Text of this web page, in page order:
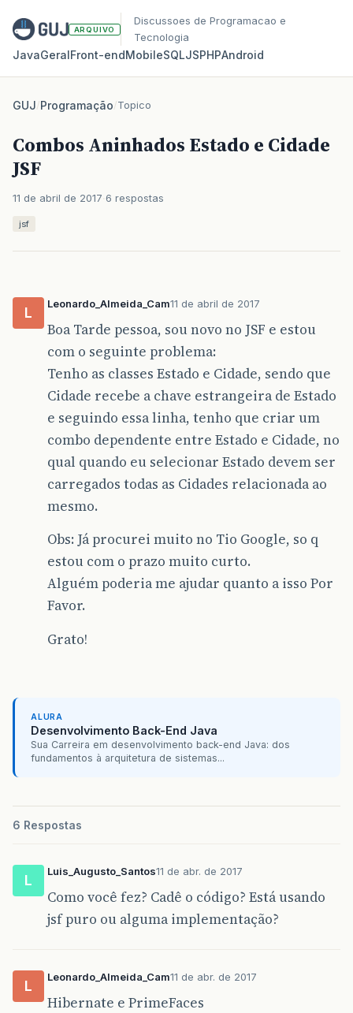
ARQUIVO
Discussoes de Programacao e
Tecnologia
JavaGeralFront‑endMobileSQLJSPHPAndroid
GUJ/Programação/Topico
Combos Aninhados Estado e Cidade
JSF
11 de abril de 2017 6 respostas
jsf
L
Leonardo_Almeida_Cam11 de abril de 2017
Boa Tarde pessoa, sou novo no JSF e estou
com o seguinte problema:
Tenho as classes Estado e Cidade, sendo que
Cidade recebe a chave estrangeira de Estado
e seguindo essa linha, tenho que criar um
combo dependente entre Estado e Cidade, no
qual quando eu selecionar Estado devem ser
carregados todas as Cidades relacionada ao
mesmo.
Obs: Já procurei muito no Tio Google, so q
estou com o prazo muito curto.
Alguém poderia me ajudar quanto a isso Por
Favor.
Grato!
ALURA
Desenvolvimento Back-End Java
Sua Carreira em desenvolvimento back-end Java: dos
fundamentos à arquitetura de sistemas...
6 Respostas
L
Luis_Augusto_Santos11 de abr. de 2017
Como você fez? Cadê o código? Está usando
jsf puro ou alguma implementação?
L
Leonardo_Almeida_Cam11 de abr. de 2017
Hibernate e PrimeFaces